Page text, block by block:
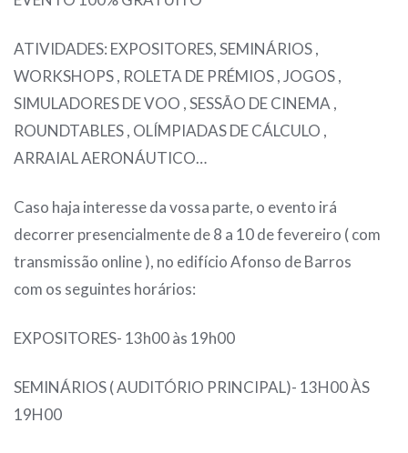
ATIVIDADES: EXPOSITORES, SEMINÁRIOS ,
WORKSHOPS , ROLETA DE PRÉMIOS , JOGOS ,
SIMULADORES DE VOO , SESSÃO DE CINEMA ,
ROUNDTABLES , OLÍMPIADAS DE CÁLCULO ,
ARRAIAL AERONÁUTICO…
Caso haja interesse da vossa parte, o evento irá
decorrer presencialmente de 8 a 10 de fevereiro ( com
transmissão online ), no edifício Afonso de Barros
com os seguintes horários:
EXPOSITORES- 13h00 às 19h00
SEMINÁRIOS ( AUDITÓRIO PRINCIPAL)- 13H00 ÀS
19H00